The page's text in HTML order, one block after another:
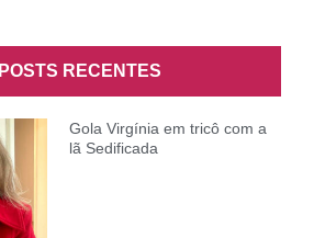
POSTS RECENTES
Gola Virgínia em tricô com a
lã Sedificada